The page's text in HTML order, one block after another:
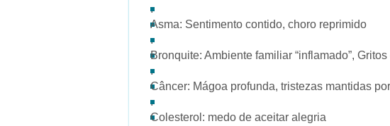
.
Asma: Sentimento contido, choro reprimido
.
Bronquite: Ambiente familiar “inflamado”,
.
Câncer: Mágoa profunda, tristezas mantidas
.
Colesterol: medo de aceitar alegria